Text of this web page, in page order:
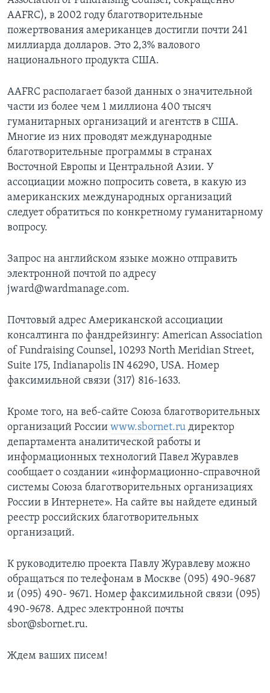
AAFRC), в 2002 году благотворительные
пожертвования американцев достигли почти 241
миллиарда долларов. Это 2,3% валового
национального продукта США.
AAFRC располагает базой данных о значительной
части из более чем 1 миллиона 400 тысяч
гуманитарных организаций и агентств в США.
Многие из них проводят международные
благотворительные программы в странах
Восточной Европы и Центральной Азии. У
ассоциации можно попросить совета, в какую из
американских международных организаций
следует обратиться по конкретному гуманитарному
вопросу.
Запрос на английском языке можно отправить
электронной почтой по адресу
jward@wardmanage.com.
Почтовый адрес Американской ассоциации
консалтинга по фандрейзингу: American Association
of Fundraising Counsel, 10293 North Meridian Street,
Suite 175, Indianapolis IN 46290, USA. Номер
факсимильной связи (317) 816-1633.
Кроме того, на веб-сайте Союза благотворительных
организаций России www.sbornet.ru директор
департамента аналитической работы и
информационных технологий Павел Журавлев
сообщает о создании «информационно-справочной
системы Союза благотворительных организациях
России в Интернете». На сайте вы найдете единый
реестр российских благотворительных
организаций.
К руководителю проекта Павлу Журавлеву можно
обращаться по телефонам в Москве (095) 490-9687
и (095) 490- 9671. Номер факсимильной связи (095)
490-9678. Адрес электронной почты
sbor@sbornet.ru.
Ждем ваших писем!